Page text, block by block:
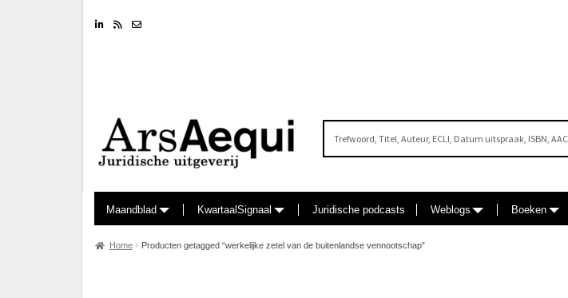
LinkedinRSS feed
Maandblad KwartaalSignaal Juridische podcasts Weblogs Boeken
Home Producten getagged “werkelijke zetel van de buitenlandse vennootschap”